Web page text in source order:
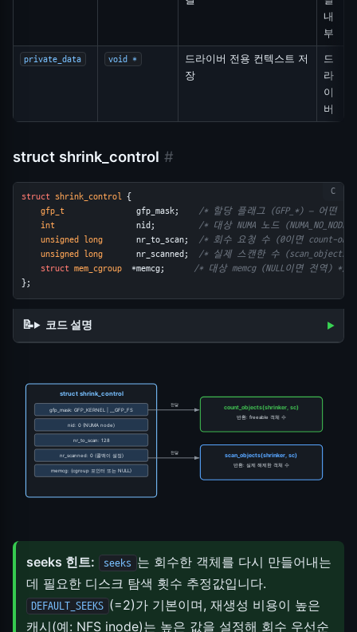
내
부
private_data void *
드라이버 전용 컨텍스트 저
장
드
라
이
버
struct shrink_control #
struct shrink_control {
gfp_t
               gfp_mask;
/* 할당 플래그 (GFP_*) — 어떤 메
int
                 nid;
/* 대상 NUMA 노드
unsigned long
       nr_to_scan;
/* 회수 요청 수 (0이면 count-
unsigned long
       nr_scanned;
/* 실제 스캔한 수 (scan_objects
struct mem_cgroup
  *memcg;
/* 대상 memcg (NULL이면 전역) */
};
코드 설명
struct shrink_control
gfp_mask: GFP_KERNEL | __GFP_FS
nid: 0 (NUMA node)
nr_to_scan: 128
nr_scanned: 0 (콜백이 설정)
memcg: (cgroup 포인터 또는 NULL)
count_objects(shrinker, sc)
반환: freeable 객체 수
scan_objects(shrinker, sc)
반환: 실제 해제한 객체 수
전달
전달
seeks 힌트: seeks 는 회수한 객체를 다시 만들어내는
데 필요한 디스크 탐색 횟수 추정값입니다.
DEFAULT_SEEKS (=2)가 기본이며, 재생성 비용이 높은
캐시(예: NFS inode)는 높은 값을 설정해 회수 우선순